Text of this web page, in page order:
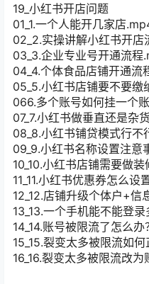
19_小红书开店问题
01_1.一个人能开几家店
02_2.实操讲解小红书开店
03_3.企业专业号开通流程
04_4.个体食品店铺开通流
05_5.小红书店铺要不要缴
066.多个账号如何挂一个
07_7.小红书做垂直还是杂
08_8.小红书铺贷模式行不
09_9.小红书名称设置注
10_10.小红书店铺需要做
11_11.小红书优惠券怎么设
12_12.店铺升级个体户+
13_13.一个手机能不能登
14_14.账号被限流了怎么
15_15.裂变太多被限流如
16_16.裂变太多被限流改